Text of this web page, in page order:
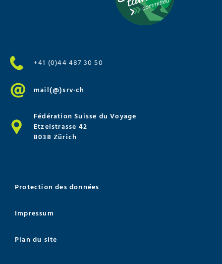
+41 (0)44 487 30 50
mail(@)srv·ch
Fédération Suisse du Voyage
Etzelstrasse 42
8038 Zürich
Protection des données
Impressum
Plan du site